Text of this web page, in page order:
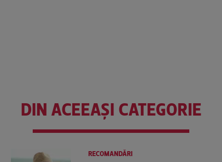
DIN ACEEAȘI CATEGORIE
RECOMANDĂRI